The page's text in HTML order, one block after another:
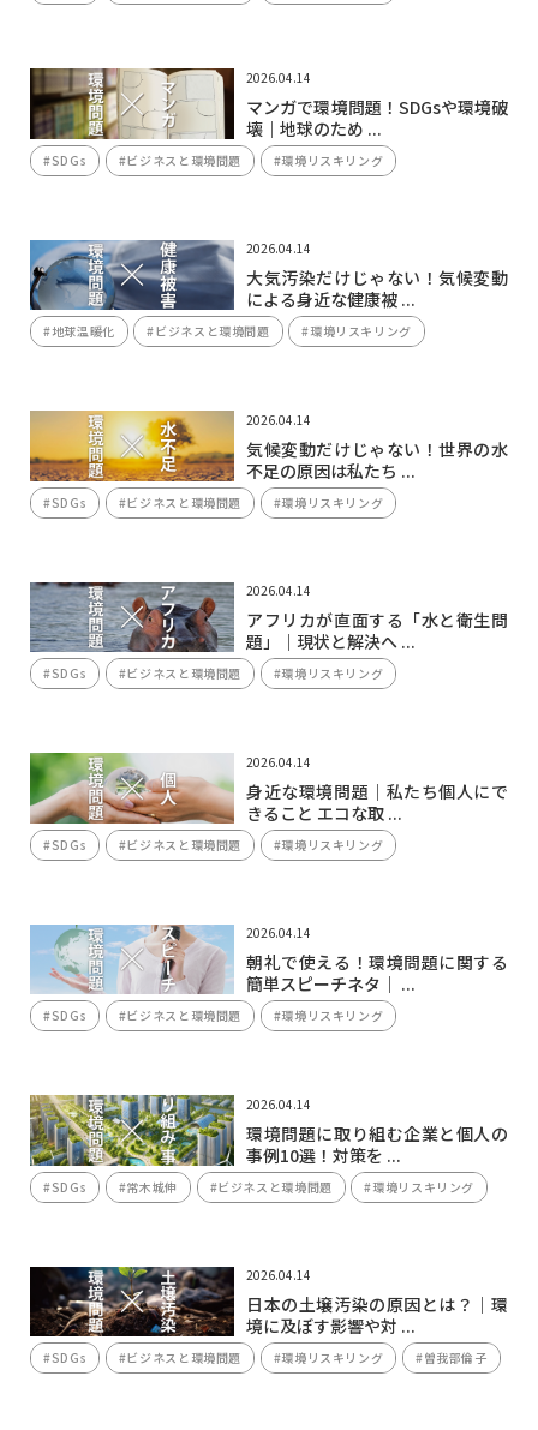
2026.04.14
マンガで環境問題！SDGsや環境破
壊｜地球のため ...
#SDGs #ビジネスと環境問題 #環境リスキリング
2026.04.14
大気汚染だけじゃない！気候変動
による身近な健康被 ...
#地球温暖化 #ビジネスと環境問題 #環境リスキリング
2026.04.14
気候変動だけじゃない！世界の水
不足の原因は私たち ...
#SDGs #ビジネスと環境問題 #環境リスキリング
2026.04.14
アフリカが直面する「水と衛生問
題」｜現状と解決へ ...
#SDGs #ビジネスと環境問題 #環境リスキリング
2026.04.14
身近な環境問題｜私たち個人にで
きること エコな取 ...
#SDGs #ビジネスと環境問題 #環境リスキリング
2026.04.14
朝礼で使える！環境問題に関する
簡単スピーチネタ｜ ...
#SDGs #ビジネスと環境問題 #環境リスキリング
2026.04.14
環境問題に取り組む企業と個人の
事例10選！対策を ...
#SDGs #常木城伸 #ビジネスと環境問題 #環境リスキリング
2026.04.14
日本の土壌汚染の原因とは？｜環
境に及ぼす影響や対 ...
#SDGs #ビジネスと環境問題 #環境リスキリング #曽我部倫子